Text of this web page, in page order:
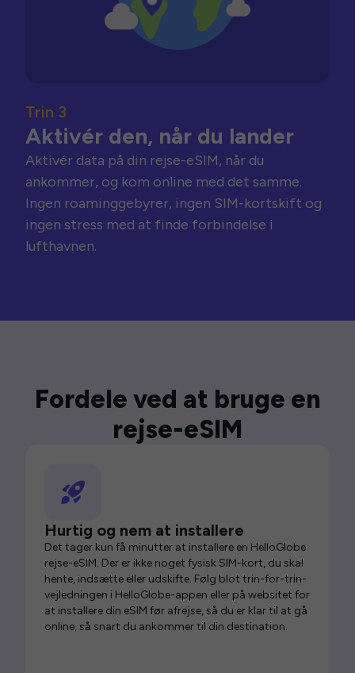
Trin 3
Aktivér den, når du lander
Aktivér data på din rejse-eSIM, når du
ankommer, og kom online med det samme.
Ingen roaminggebyrer, ingen SIM-kortskift og
ingen stress med at finde forbindelse i
lufthavnen.
Fordele ved at bruge en
rejse-eSIM
Hurtig og nem at installere
Det tager kun få minutter at installere en HelloGlobe
rejse-eSIM. Der er ikke noget fysisk SIM-kort, du skal
hente, indsætte eller udskifte. Følg blot trin-for-trin-
vejledningen i HelloGlobe-appen eller på websitet for
at installere din eSIM før afrejse, så du er klar til at gå
online, så snart du ankommer til din destination.